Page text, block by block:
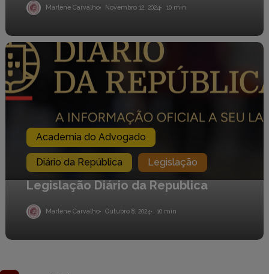
Marlene Carvalho Novembro 12, 2024 10 min
Legislação
Diário
da
Republica
Academia do Advogado
Diário da República Legislação
Legislação Diário da Republica
Marlene Carvalho Outubro 8, 2024 10 min